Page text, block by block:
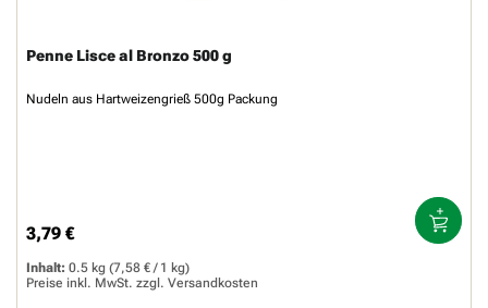
Penne Lisce al Bronzo 500 g
Nudeln aus Hartweizengrieß 500g Packung
Regulärer Preis:
3,79 €
Inhalt: 0.5 kg (7,58 € / 1 kg)
Preise inkl. MwSt. zzgl. Versandkosten